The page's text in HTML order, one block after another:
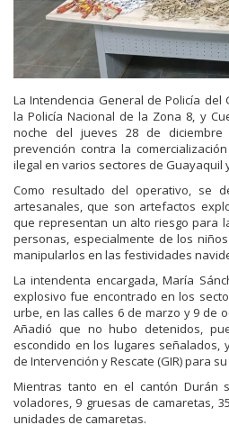
La Intendencia General de Policía del
la Policía Nacional de la Zona 8, y
noche del jueves 28 de
prevención contra la
ilegal en varios sectores de Guayaquil
Como resultado del operativo, se
artesanales, que son artefactos
que representan un alto riesgo para
personas, especialmente de los
manipularlos en las festividades
La intendenta encargada, María
explosivo fue encontrado en los
urbe, en las calles 6 de marzo y 9 de
Añadió que no hubo detenidos,
escondido en los lugares señalados,
de Intervención y Rescate (GIR) para
Mientras tanto en el cantón Durán
voladores, 9 gruesas de camaretas,
unidades de camaretas.